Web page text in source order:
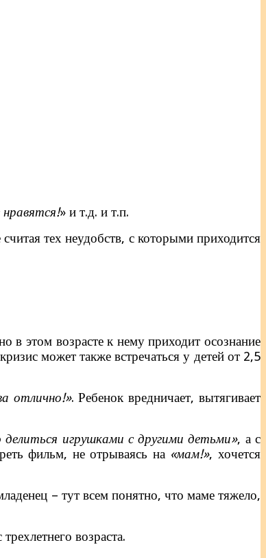
» и т.д. и т.п.
тех неудобств, с которыми приходится
в этом возрасте к нему приходит осознание
может также встречаться у детей от 2,5
отлично!». Ребенок вредничает, вытягивает
игрушками с другими детьми», а с
фильм, не отрываясь на «мам!», хочется
– тут всем понятно, что маме тяжело,
возраста.